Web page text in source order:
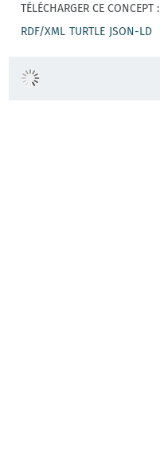
TÉLÉCHARGER CE CONCEPT :
RDF/XML TURTLE JSON-LD